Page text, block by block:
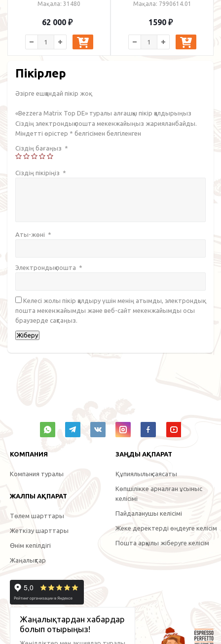
Мақала: 31480
62 000 ₽
Мақала: 7990614.01
1590 ₽
Пікірлер
Әзірге ешқандай пікір жоқ.
«Bezzera Matrix Top DE» туралы алғашқы пікір қалдырыңыз
Сіздің электрондық пошта мекенжайыңыз жарияланбайды.
Міндетті өрістер * белгісімен белгіленген
Сіздің бағаңыз *
Сіздің пікіріңіз *
Аты-жөні *
Электрондық пошта *
Келесі жолы пікір қалдыру үшін менің атымды, электрондық
пошта мекенжайымды және веб-сайт мекенжайымды осы
браузерде сақтаңыз.
КОМПАНИЯ
Компания туралы
ЖАЛПЫ АҚПАРАТ
Төлем шарттары
Жеткізу шарттары
Өнім кепілдігі
Жаңалықтар
ЗАҢДЫ АҚПАРАТ
Құпиялылық саясаты
Көпшілікке арналған ұсыныс
келісімі
Пайдаланушы келісімі
Жеке деректерді өңдеуге келісім
Пошта арқылы жіберуге келісім
Жаңалықтардан хабардар
болып отырыңыз!